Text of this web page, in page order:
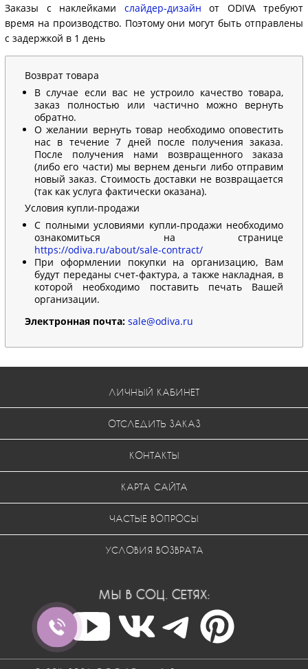
Заказы с наклейками слайдер-дизайн от ODIVA требуют
время на производство. Поэтому они могут быть отправлены
с задержкой в 1 день
Возврат товара
В случае если вас не устроило качество товара,
заказ полностью или частично можно вернуть
обратно.
О желании вернуть товар необходимо оповестить
нас в течение 7 дней после получения заказа.
После получения нами возвращенного заказа
(либо его части) мы вернем деньги либо отправим
новый заказ. Стоимость доставки не возвращается
(так как услуга фактически оказана).
Условия купли-продажи
С полными условиями купли-продажи необходимо
ознакомиться на странице
https://odiva.ru/about/sale-contract/
При оформлении покупки на организацию, Вам
будут переданы счет-фактура, а также накладная, в
которой необходимо поставить печать Вашей
организации.
Электронная почта: sale@odiva.ru
ЛИЧНЫЙ КАБИНЕТ
ОТСЛЕДИТЬ ЗАКАЗ
КОНТАКТЫ
КАРТА САЙТА
ЧАСТЫЕ ВОПРОСЫ
УСЛОВИЯ ВОЗВРАТА
МЫ В СОЦ. СЕТЯХ: